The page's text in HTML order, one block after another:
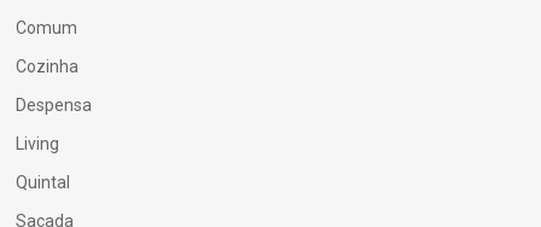
Comum
Cozinha
Despensa
Living
Quintal
Sacada